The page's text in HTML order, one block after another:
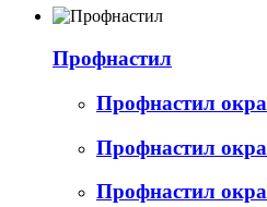
Профнастил
Профнастил
Профнастил
Профнастил